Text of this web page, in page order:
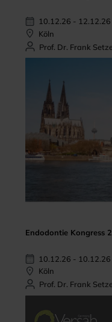
10.12.26 - 12.12.26
Köln
Prof. Dr. Frank
Endodontie Kongress
10.12.26 - 10.12.26
Köln
Prof. Dr. Frank